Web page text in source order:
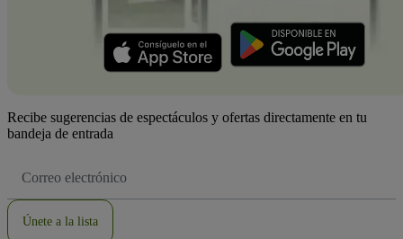
Recibe sugerencias de espectáculos y ofertas directamente en tu
bandeja de entrada
de
Únete a la lista